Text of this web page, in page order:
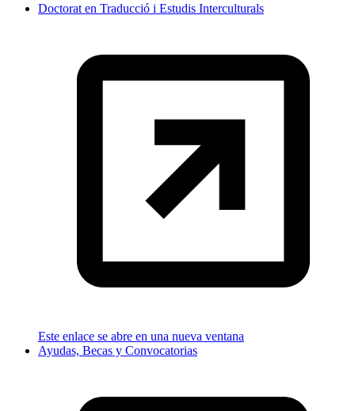
Doctorat en Traducció i Estudis Interculturals
Este enlace se abre en una nueva ventana
Ayudas, Becas y Convocatorias